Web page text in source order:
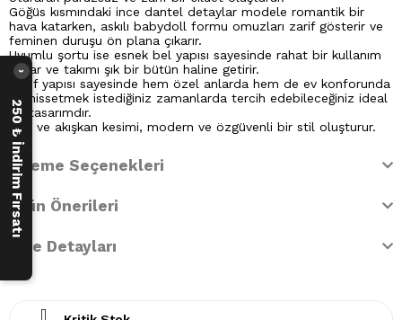
Göğüs kısmındaki ince dantel detaylar modele romantik bir
hava katarken, askılı babydoll formu omuzları zarif gösterir ve
feminen duruşu ön plana çıkarır.
Uyumlu şortu ise esnek bel yapısı sayesinde rahat bir kullanım
sunar ve takımı şık bir bütün haline getirir.
Hafif yapısı sayesinde hem özel anlarda hem de ev konforunda
şık hissetmek istediğiniz zamanlarda tercih edebileceğiniz ideal
bir tasarımdır.
Mini ve akışkan kesimi, modern ve özgüvenli bir stil oluşturur.
Ödeme Seçenekleri
Ürün Önerileri
İade Detayları
250 ₺ İndirim Fırsatı
›